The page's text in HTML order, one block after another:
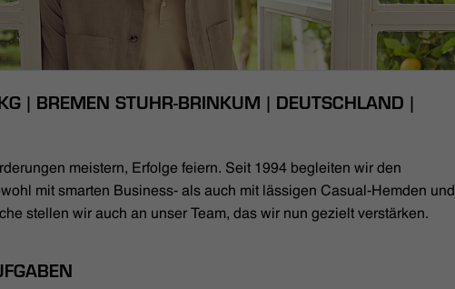
| BREMEN STUHR-BRINKUM | DEUTSCHLAND |
meistern, Erfolge feiern. Seit 1994 begleiten wir den
mit smarten Business- als auch mit lässigen Casual-Hemden und
stellen wir auch an unser Team, das wir nun gezielt verstärken.